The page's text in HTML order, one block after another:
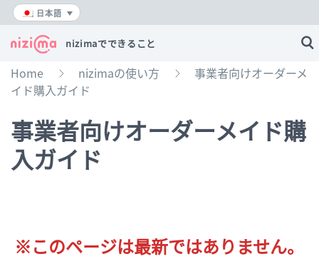
日本語
nizimaでできること
Home nizimaの使い方
事業者向けオーダーメ
イド購入ガイド
事業者向けオーダーメイド購
入ガイド
※このページは最新ではありません。